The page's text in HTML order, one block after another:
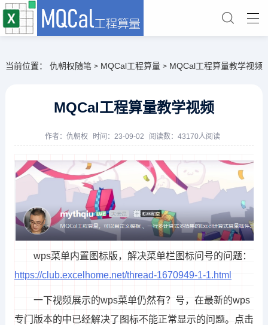
当前位置： 仇朝权随笔 > MQCal工程算量 > MQCal工程算量教学视频
MQCal工程算量教学视频
作者： 仇朝权 时间：23-09-02 阅读数：43170人阅读
wps菜单内置图标版，解决菜单栏图标问号的问题：
https://club.excelhome.net/thread-1670949-1-1.html
一下视频展示的wps菜单仍然有？号，在最新的wps
专门版本的中已经解决了图标不能正常显示的问题。点击